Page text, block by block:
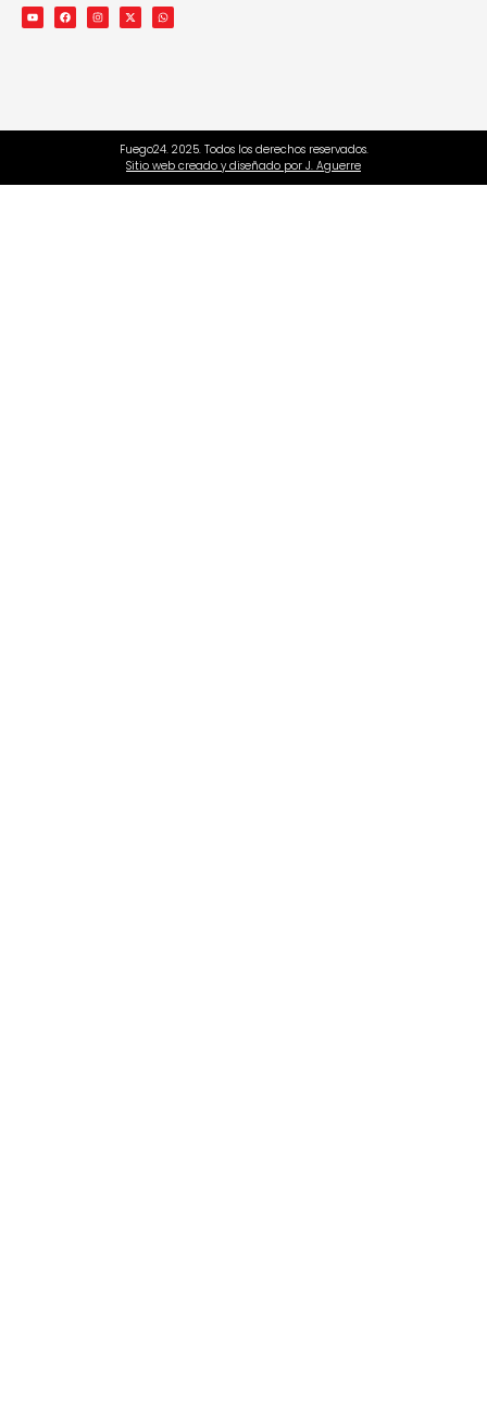
Fuego24. 2025. Todos los derechos reservados.
Sitio web creado y diseñado por J. Aguerre